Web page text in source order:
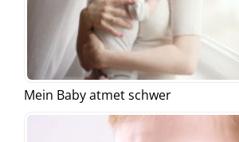
Mein Baby atmet schwer